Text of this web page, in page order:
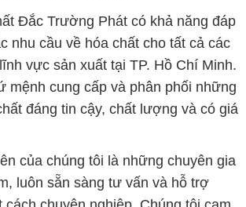
Đắc Trường Phát có khả năng đáp
nhu cầu về hóa chất cho tất cả các
vực sản xuất tại TP. Hồ Chí Minh.
mệnh cung cấp và phân phối những
đáng tin cậy, chất lượng và có giá
của chúng tôi là những chuyên gia
luôn sẵn sàng tư vấn và hỗ trợ